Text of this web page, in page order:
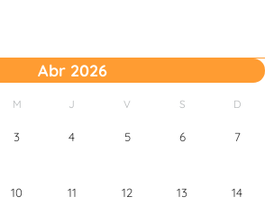
Abr 2026
M J V S D
3 4 5 6 7
10 11 12 13 14